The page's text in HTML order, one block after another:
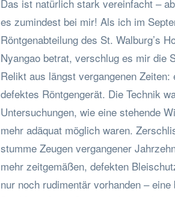
Das ist natürlich stark vereinfacht –
es zumindest bei mir! Als ich im
Röntgenabteilung des St. Walburg’s
Nyangao betrat, verschlug es mir die
Relikt aus längst vergangenen
defektes Röntgengerät. Die Technik
Untersuchungen, wie eine stehende
mehr adäquat möglich waren.
stumme Zeugen vergangener
mehr zeitgemäßen, defekten
nur noch rudimentär vorhanden –